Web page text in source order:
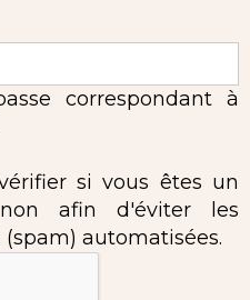
correspondant à
si vous êtes un
afin d'éviter les
automatisées.